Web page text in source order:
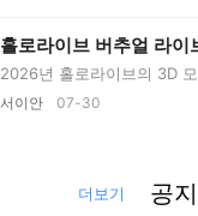
홀로라이브 버추얼 라
2026년 홀로라이브의 3D
버...
서이안 07-30
더보기 공